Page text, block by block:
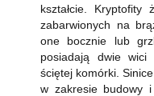
kształcie. Kryptofity
zabarwionych na
one bocznie lub
posiadają dwie
ściętej komórki.
w zakresie budowy